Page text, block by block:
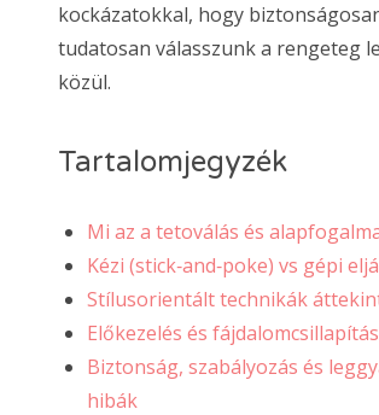
kockázatokkal, hogy
tudatosan válasszunk a rengeteg
közül.
Tartalomjegyzék
Mi az a tetoválás és
Kézi (stick‑and‑poke) vs gépi
Stílusorientált technikák
Előkezelés és
Biztonság, szabályozás és
hibák